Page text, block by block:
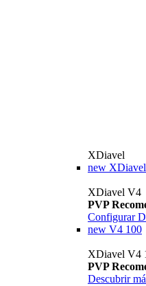
XDiavel
new
XDiavel V4
PVP
Configurar
new V4 100
XDiavel V4
PVP
Descubrir